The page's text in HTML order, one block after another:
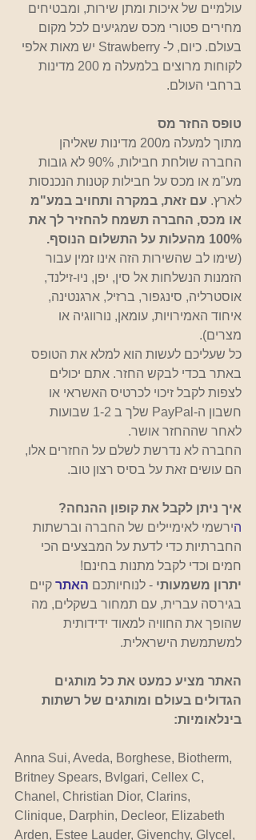
עולמיים של איכות ומתן שירות, ומבטיחים
מחירים פטורי מכס שמגיעים לכל מקום
בעולם. כיום, ל- Strawberry יש מאות אלפי
לקוחות מרוצים בלמעלה מ 200 מדינות
ברחבי העולם.
טופס החזר מס
מתוך למעלה מ200 מדינות שאליהן
החברה שולחת חבילות, 90% לא גובות
מע"מ או מכס על חבילות קטנות הנכנסות
לארץ. עם זאת, במקרה ותחויב במע"מ
או מכס, החברה תשמח להחזיר לך את
100% מהעלות על התשלום הנוסף.
(שימו לב שהשירות הזה אינו זמין עבור
הזמנות הנשלחות אל סין, יפן, ניו-זילנד,
אוסטרליה, סינגפור, ברזיל, ארגנטינה,
איחוד האמירויות, עומאן, נורווגיה או
מצרים).
כל שעליכם לעשות הוא למלא את הטופס
באתר בכדי לבקש החזר. אתם יכולים
לצפות לקבל זיכוי לכרטיס האשראי או
חשבון ה-PayPal שלך ב 1-2 שבועות
לאחר שההחזר אושר.
החברה לא נדרשת לשלם על החזרים אלו,
הם עושים זאת על בסיס רצון טוב.
איך ניתן לקבל את קופון ההנחה?
הירשמי לאימיילים של החברה וברשתות
החברתיות כדי לדעת על המבצעים הכי
חמים וכדי לקבל מתנות בחינם!
יתרון משמעותי - לנוחיותכם האתר קיים
בגירסה עברית, עם תמחור בשקלים, מה
שהופך את החוויה למאוד ידידותית
למשתמשת הישראלית.
האתר מציע כמעט את כל מותגים
הגדולים בעולם ומותגים של רשתות
בינלאומיות:
Anna Sui, Aveda, Borghese, Biotherm,
Britney Spears, Bvlgari, Cellex C,
Chanel, Christian Dior, Clarins,
Clinique, Darphin, Decleor, Elizabeth
Arden, Estee Lauder, Givenchy, Glycel,